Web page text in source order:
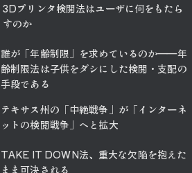
3Dプリンタ検閲法はユーザに何をもたら
すのか
誰が「年齢制限」を求めているのか――年
齢制限法は子供をダシにした検閲・支配の
手段である
テキサス州の「中絶戦争」が「インターネ
ットの検閲戦争」へと拡大
TAKE IT DOWN法、重大な欠陥を抱えた
まま可決される